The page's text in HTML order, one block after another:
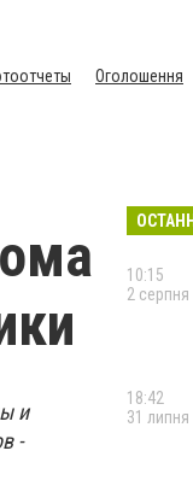
Оголошення
и
-
10:15
2 серпня
18:42
31 липня